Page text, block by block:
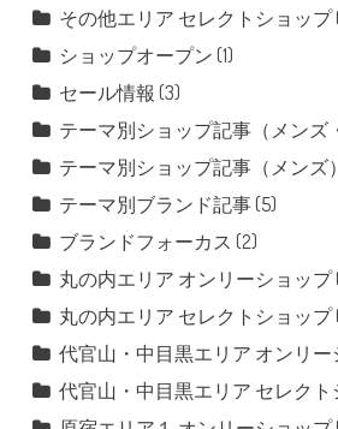
その他エリア セレクトショップ
ショップオープン (1)
セール情報 (3)
テーマ別ショップ記事（メンズ
テーマ別ショップ記事（メンズ）
テーマ別ブランド記事(5)
ブランドフォーカス (2)
丸の内エリア オンリーショップ
丸の内エリア セレクトショップ
代官山・中目黒エリア オンリー
代官山・中目黒エリア セレクト